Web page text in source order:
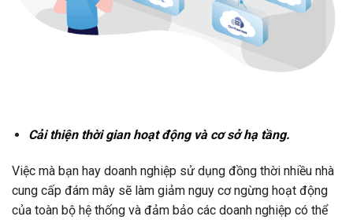
Cải thiện thời gian hoạt động và cơ sở hạ tầng.
Việc mà bạn hay doanh nghiệp sử dụng đồng thời nhiều nhà
cung cấp đám mây sẽ làm giảm nguy cơ ngừng hoạt động
của toàn bộ hệ thống và đảm bảo các doanh nghiệp có thể